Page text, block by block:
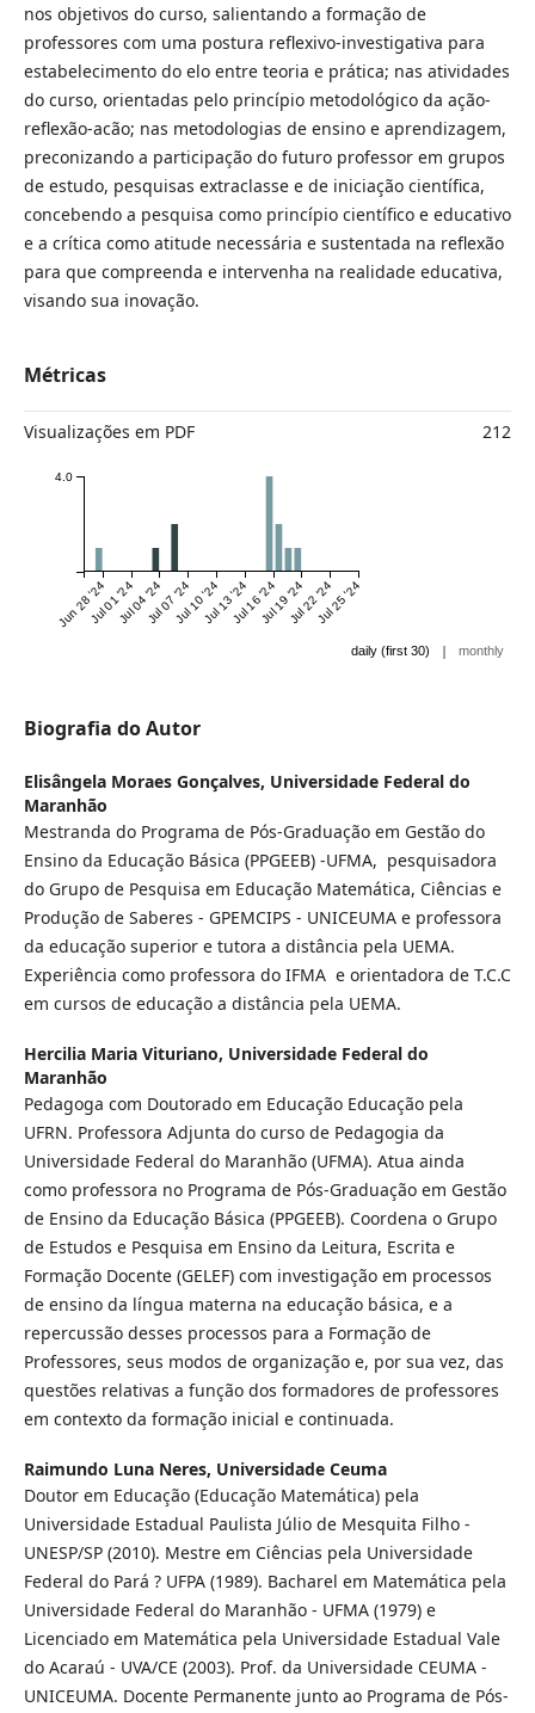
nos objetivos do curso, salientando a formação de
professores com uma postura reflexivo-investigativa para
estabelecimento do elo entre teoria e prática; nas atividades
do curso, orientadas pelo princípio metodológico da ação-
reflexão-acão; nas metodologias de ensino e aprendizagem,
preconizando a participação do futuro professor em grupos
de estudo, pesquisas extraclasse e de iniciação científica,
concebendo a pesquisa como princípio científico e educativo
e a crítica como atitude necessária e sustentada na reflexão
para que compreenda e intervenha na realidade educativa,
visando sua inovação.
Métricas
Visualizações em PDF 212
Jun 28 '24Jul 01 '24Jul 04 '24Jul 07 '24Jul 10 '24Jul 13 '24Jul 16 '24Jul 19 '24Jul 22 '24Jul 25 '24
4.0
daily (first 30) | monthly
Biografia do Autor
Elisângela Moraes Gonçalves, Universidade Federal do
Maranhão
Mestranda do Programa de Pós-Graduação em Gestão do
Ensino da Educação Básica (PPGEEB) -UFMA, pesquisadora
do Grupo de Pesquisa em Educação Matemática, Ciências e
Produção de Saberes - GPEMCIPS - UNICEUMA e professora
da educação superior e tutora a distância pela UEMA.
Experiência como professora do IFMA e orientadora de T.C.C
em cursos de educação a distância pela UEMA.
Hercilia Maria Vituriano, Universidade Federal do
Maranhão
Pedagoga com Doutorado em Educação Educação pela
UFRN. Professora Adjunta do curso de Pedagogia da
Universidade Federal do Maranhão (UFMA). Atua ainda
como professora no Programa de Pós-Graduação em Gestão
de Ensino da Educação Básica (PPGEEB). Coordena o Grupo
de Estudos e Pesquisa em Ensino da Leitura, Escrita e
Formação Docente (GELEF) com investigação em processos
de ensino da língua materna na educação básica, e a
repercussão desses processos para a Formação de
Professores, seus modos de organização e, por sua vez, das
questões relativas a função dos formadores de professores
em contexto da formação inicial e continuada.
Raimundo Luna Neres, Universidade Ceuma
Doutor em Educação (Educação Matemática) pela
Universidade Estadual Paulista Júlio de Mesquita Filho -
UNESP/SP (2010). Mestre em Ciências pela Universidade
Federal do Pará ? UFPA (1989). Bacharel em Matemática pela
Universidade Federal do Maranhão - UFMA (1979) e
Licenciado em Matemática pela Universidade Estadual Vale
do Acaraú - UVA/CE (2003). Prof. da Universidade CEUMA -
UNICEUMA. Docente Permanente junto ao Programa de Pós-